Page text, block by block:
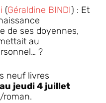
(Géraldine BINDI) : Et
de ses doyennes,
au
?
neuf livres
jeudi 4 juillet
roman.